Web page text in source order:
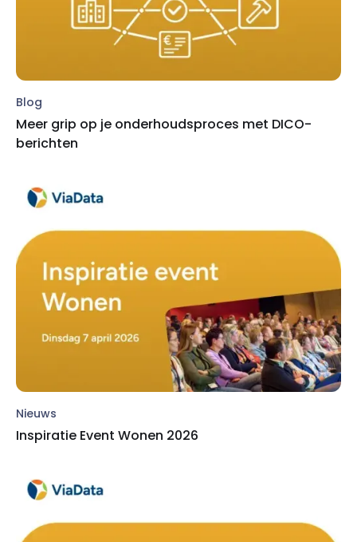
Blog
Meer grip op je onderhoudsproces met DICO-
berichten
Nieuws
Inspiratie Event Wonen 2026